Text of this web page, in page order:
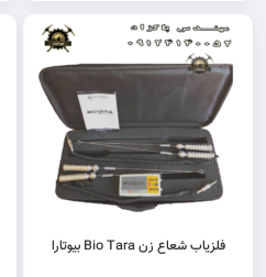
فلزیاب شعاع زن Bio Tara بیوتارا